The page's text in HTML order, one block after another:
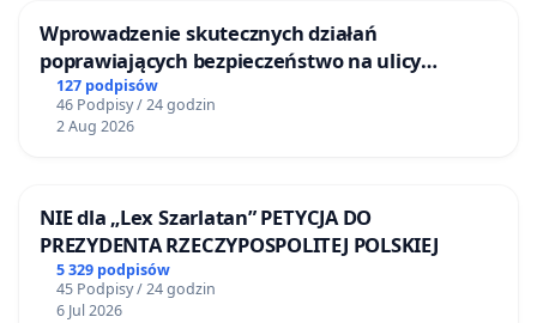
Wprowadzenie skutecznych działań
poprawiających bezpieczeństwo na ulicy
Żeromskiego w Otwocku
127 podpisów
46 Podpisy / 24 godzin
2 Aug 2026
NIE dla „Lex Szarlatan” PETYCJA DO
PREZYDENTA RZECZYPOSPOLITEJ POLSKIEJ
5 329 podpisów
45 Podpisy / 24 godzin
6 Jul 2026